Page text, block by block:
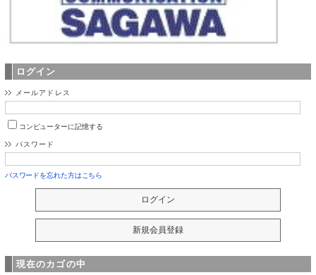
ログイン
メールアドレス
コンピューターに記憶する
パスワード
パスワードを忘れた方はこちら
現在のカゴの中